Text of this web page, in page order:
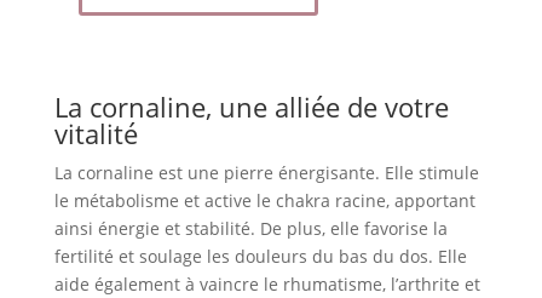
La cornaline, une alliée de votre
vitalité
La cornaline est une pierre énergisante. Elle stimule
le métabolisme et active le chakra racine, apportant
ainsi énergie et stabilité. De plus, elle favorise la
fertilité et soulage les douleurs du bas du dos. Elle
aide également à vaincre le rhumatisme, l’arthrite et